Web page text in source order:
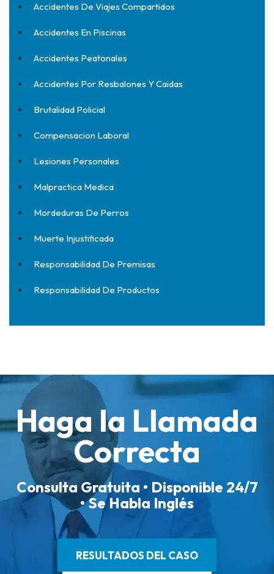
Accidentes De Viajes Compartidos
Accidentes En Piscinas
Accidentes Peatonales
Accidentes Por Resbalones Y Caidas
Brutalidad Policial
Compensacion Laboral
Lesiones Personales
Malpractica Medica
Mordeduras De Perros
Muerte Injustificada
Responsabilidad De Premisas
Responsabilidad De Productos
Haga la Llamada
Correcta
Consulta Gratuita • Disponible 24/7
• Se Habla Inglés
RESULTADOS DEL CASO